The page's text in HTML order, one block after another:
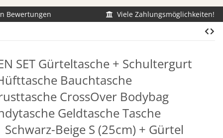
Bewertungen Viele Zahlungsmöglichkeiten!
SET Gürteltasche + Schultergurt
Bauchtasche
CrossOver Bodybag
Geldtasche Tasche
Beige S (25cm) + Gürtel